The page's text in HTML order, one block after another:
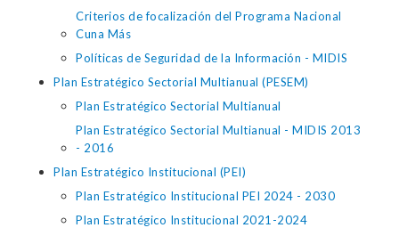
Criterios de focalización del Programa Nacional
Cuna Más
Políticas de Seguridad de la Información - MIDIS
Plan Estratégico Sectorial Multianual (PESEM)
Plan Estratégico Sectorial Multianual
Plan Estratégico Sectorial Multianual - MIDIS 2013
- 2016
Plan Estratégico Institucional (PEI)
Plan Estratégico Institucional PEI 2024 - 2030
Plan Estratégico Institucional 2021-2024